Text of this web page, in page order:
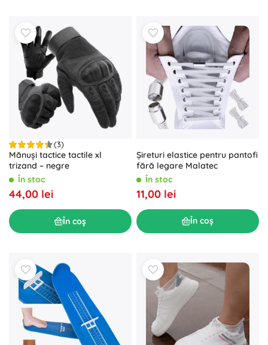
(3)
Mănuși tactice tactile xl
trizand – negre
În stoc
44,00 lei
În coș
Șireturi elastice pentru pantofi
fără legare Malatec
În stoc
11,00 lei
În coș